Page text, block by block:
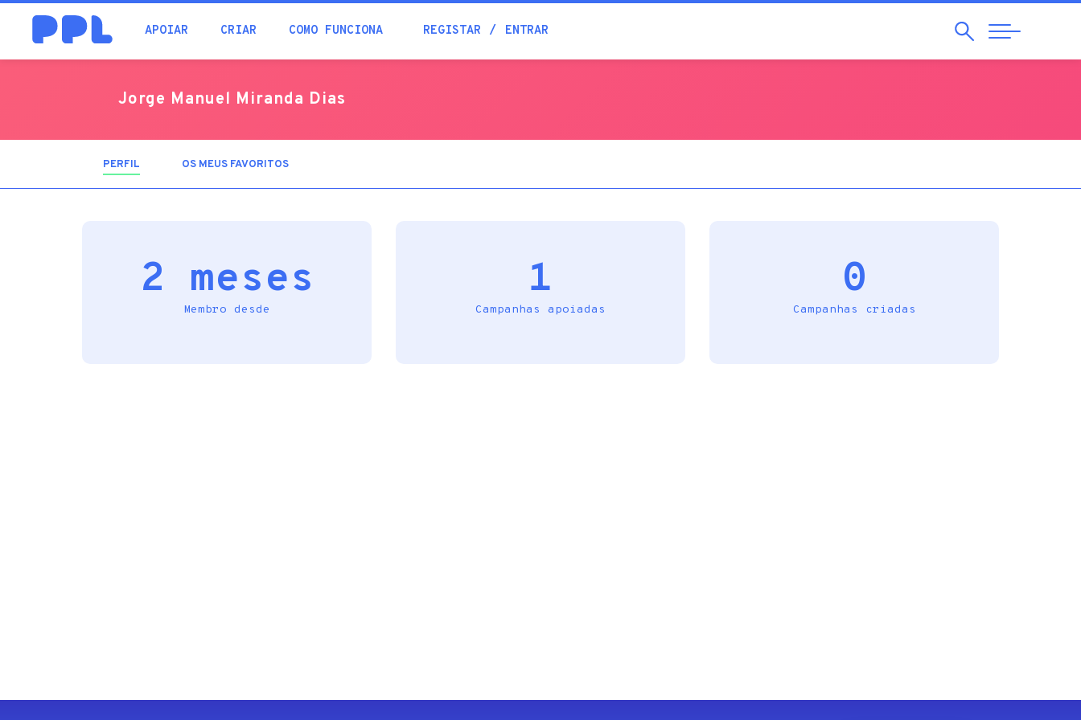
APOIAR CRIAR COMO FUNCIONA REGISTAR ENTRAR Pesquisar
Abrir
Navegação
procura
Jorge Manuel Miranda Dias
PERFIL (SEPARADOROS MEUS FAVORITOS
2 meses
Membro desde
1
Campanhas apoiadas
0
Campanhas criadas